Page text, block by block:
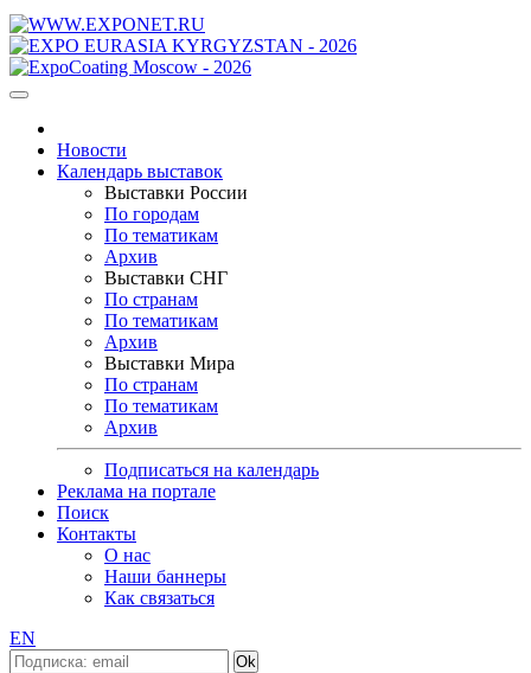
Новости
Календарь выставок
Выставки России
По городам
По тематикам
Архив
Выставки СНГ
По странам
По тематикам
Архив
Выставки Мира
По странам
По тематикам
Архив
Подписаться на календарь
Реклама на портале
Поиск
Контакты
О нас
Наши баннеры
Как связаться
EN